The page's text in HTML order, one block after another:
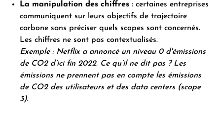
La manipulation des chiffres : certaines entreprises
communiquent sur leurs objectifs de trajectoire
carbone sans préciser quels scopes sont concernés.
Les chiffres ne sont pas contextualisés.
Exemple : Netflix a annoncé un niveau 0 d'émissions
de CO2 d’ici fin 2022. Ce qu’il ne dit pas ? Les
émissions ne prennent pas en compte les émissions
de CO2 des utilisateurs et des data centers (scope
3).